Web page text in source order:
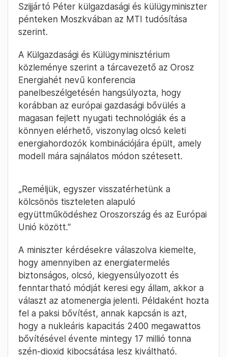
Szijjártó Péter külgazdasági és külügyminiszter
pénteken Moszkvában az MTI tudósítása
szerint.
A Külgazdasági és Külügyminisztérium
közleménye szerint a tárcavezető az Orosz
Energiahét nevű konferencia
panelbeszélgetésén hangsúlyozta, hogy
korábban az európai gazdasági bővülés a
magasan fejlett nyugati technológiák és a
könnyen elérhető, viszonylag olcsó keleti
energiahordozók kombinációjára épült, amely
modell mára sajnálatos módon szétesett.
„Reméljük, egyszer visszatérhetünk a
kölcsönös tiszteleten alapuló
együttműködéshez Oroszország és az Európai
Unió között.”
A miniszter kérdésekre válaszolva kiemelte,
hogy amennyiben az energiatermelés
biztonságos, olcsó, kiegyensúlyozott és
fenntartható módját keresi egy állam, akkor a
választ az atomenergia jelenti. Példaként hozta
fel a paksi bővítést, annak kapcsán is azt,
hogy a nukleáris kapacitás 2400 megawattos
bővítésével évente mintegy 17 millió tonna
szén-dioxid kibocsátása lesz kiváltható.